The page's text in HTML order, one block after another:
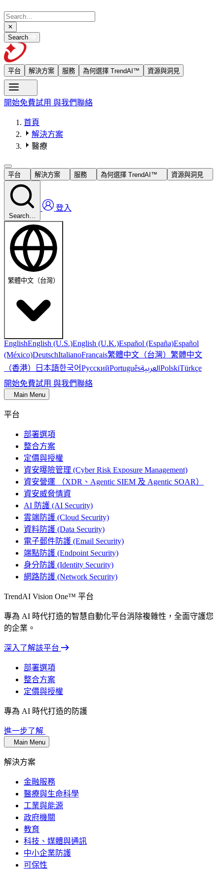
Search
平台 解決方案 服務 為何選擇 TrendAI™ 資源與洞見
開始免費試用 與我們聯絡
首頁
解決方案
醫療
平台 解決方案 服務 為何選擇 TrendAI™ 資源與洞見
Search…
登入
繁體中文（台灣）
EnglishEnglish (U.S.)English (U.K.)Español (España)Español
(México)DeutschItalianoFrançais繁體中文（台灣） 繁體中文
（香港） 日本語한국어РусскийPortuguêsالعربيةPolskiTürkçe
開始免費試用 與我們聯絡
Main Menu
平台
部署選項
整合方案
定價與授權
資安曝險管理 (Cyber Risk Exposure Management)
資安營運 （XDR、Agentic SIEM 及 Agentic SOAR）
資安威脅情資
AI 防護 (AI Security)
雲端防護 (Cloud Security)
資料防護 (Data Security)
電子郵件防護 (Email Security)
端點防護 (Endpoint Security)
身分防護 (Identity Security)
網路防護 (Network Security)
TrendAI Vision One™ 平台
專為 AI 時代打造的智慧自動化平台消除複雜性，全面守護您
的企業。
深入了解該平台
部署選項
整合方案
定價與授權
專為 AI 時代打造的防護
進一步了解
Main Menu
解決方案
金融服務
醫療與生命科學
工業與能源
政府機關
教育
科技、媒體與通訊
中小企業防護
可保性